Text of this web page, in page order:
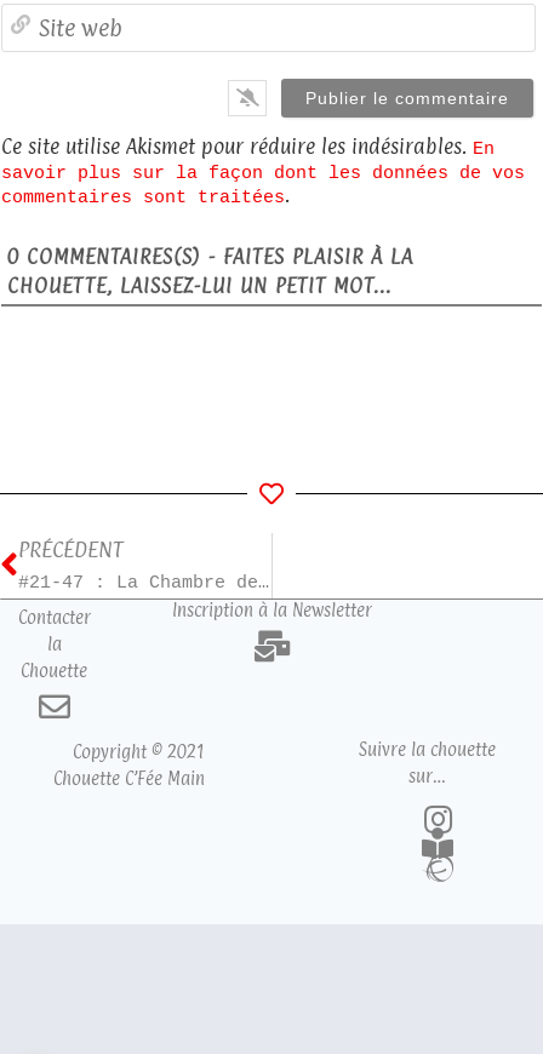
Ce site utilise Akismet pour réduire les indésirables. En
savoir plus sur la façon dont les données de vos
commentaires sont traitées.
0 COMMENTAIRES(S) - FAITES PLAISIR À LA
CHOUETTE, LAISSEZ-LUI UN PETIT MOT...
PRÉCÉDENT
#21-47 : La Chambre des merveilles
Contacter
la
Chouette
Inscription à la Newsletter
Copyright © 2021
Chouette C’Fée Main
Suivre la chouette
sur…